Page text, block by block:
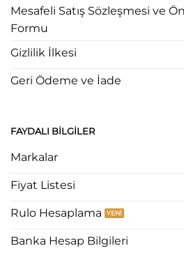
Mesafeli Satış Sözleşmesi ve
Formu
Gizlilik İlkesi
Geri Ödeme ve İade
FAYDALI BILGILER
Markalar
Fiyat Listesi
Rulo Hesaplama
Banka Hesap Bilgileri